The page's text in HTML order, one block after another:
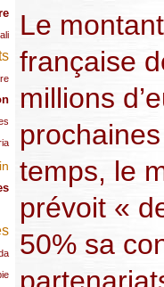
Le
française
millions
temps, le
prévoit «
50% sa